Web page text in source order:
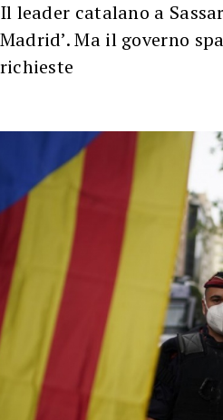
Il leader catalano a
Madrid’. Ma il governo
richieste